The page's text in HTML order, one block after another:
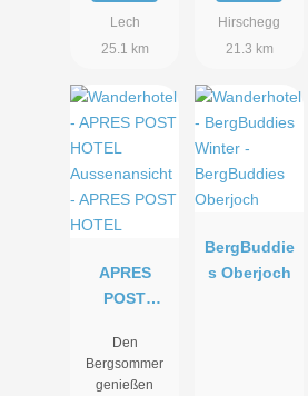
Lech
25.1 km
Hirschegg
21.3 km
APRES
POST
Den
Bergsommer
genießen
BergBuddie
s Oberjoch